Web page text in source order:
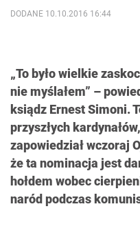
„To było wielkie
nie myślałem” –
ksiądz Ernest Simoni.
przyszłych
zapowiedział wczoraj
że ta nominacja jest
hołdem wobec
naród podczas
DODANE 10.10.2016 16:44